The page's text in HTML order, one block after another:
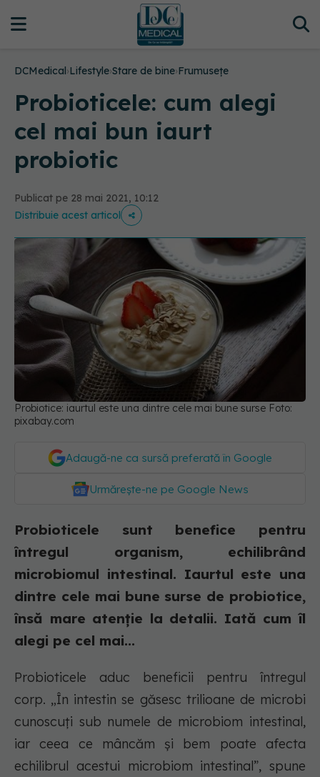
DCMedical›Lifestyle›Stare de bine›Frumusețe
Probioticele: cum alegi
cel mai bun iaurt
probiotic
Publicat pe 28 mai 2021, 10:12
Distribuie acest articol
Probiotice: iaurtul este una dintre cele mai bune surse Foto:
pixabay.com
Adaugă-ne ca sursă preferată în Google
Urmărește-ne pe Google News
Probioticele sunt benefice pentru
întregul organism, echilibrând
microbiomul intestinal. Iaurtul este una
dintre cele mai bune surse de probiotice,
însă mare atenție la detalii. Iată cum îl
alegi pe cel mai...
Probioticele aduc beneficii pentru întregul
corp. „În intestin se găsesc trilioane de microbi
cunoscuți sub numele de microbiom intestinal,
iar ceea ce mâncăm și bem poate afecta
echilibrul acestui microbiom intestinal”, spune